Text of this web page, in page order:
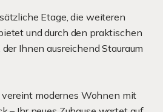
Etage, die weiteren
und durch den praktischen
Ihnen ausreichend Stauraum
modernes Wohnen mit